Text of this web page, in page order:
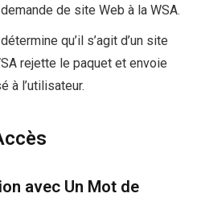
de site Web à la WSA.
qu’il s’agit d’un site
rejette le paquet et envoie
à l’utilisateur.
avec Un Mot de